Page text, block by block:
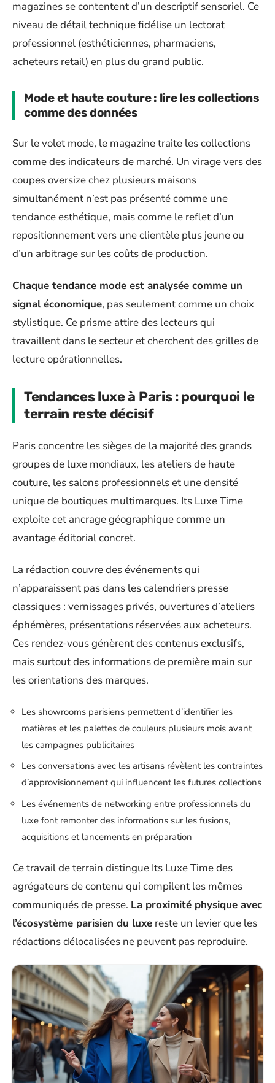
magazines se contentent d’un descriptif sensoriel. Ce
niveau de détail technique fidélise un lectorat
professionnel (esthéticiennes, pharmaciens,
acheteurs retail) en plus du grand public.
Mode et haute couture : lire les collections
comme des données
Sur le volet mode, le magazine traite les collections
comme des indicateurs de marché. Un virage vers des
coupes oversize chez plusieurs maisons
simultanément n’est pas présenté comme une
tendance esthétique, mais comme le reflet d’un
repositionnement vers une clientèle plus jeune ou
d’un arbitrage sur les coûts de production.
Chaque tendance mode est analysée comme un
signal économique, pas seulement comme un choix
stylistique. Ce prisme attire des lecteurs qui
travaillent dans le secteur et cherchent des grilles de
lecture opérationnelles.
Tendances luxe à Paris : pourquoi le
terrain reste décisif
Paris concentre les sièges de la majorité des grands
groupes de luxe mondiaux, les ateliers de haute
couture, les salons professionnels et une densité
unique de boutiques multimarques. Its Luxe Time
exploite cet ancrage géographique comme un
avantage éditorial concret.
La rédaction couvre des événements qui
n’apparaissent pas dans les calendriers presse
classiques : vernissages privés, ouvertures d’ateliers
éphémères, présentations réservées aux acheteurs.
Ces rendez-vous génèrent des contenus exclusifs,
mais surtout des informations de première main sur
les orientations des marques.
Les showrooms parisiens permettent d’identifier les
matières et les palettes de couleurs plusieurs mois avant
les campagnes publicitaires
Les conversations avec les artisans révèlent les contraintes
d’approvisionnement qui influencent les futures collections
Les événements de networking entre professionnels du
luxe font remonter des informations sur les fusions,
acquisitions et lancements en préparation
Ce travail de terrain distingue Its Luxe Time des
agrégateurs de contenu qui compilent les mêmes
communiqués de presse. La proximité physique avec
l’écosystème parisien du luxe reste un levier que les
rédactions délocalisées ne peuvent pas reproduire.